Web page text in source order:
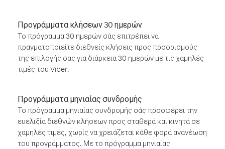
Προγράμματα κλήσεων 30 ημερών
Το πρόγραμμα 30 ημερών σάς επιτρέπει να
πραγματοποιείτε διεθνείς κλήσεις προς προορισμούς
της επιλογής σας για διάρκεια 30 ημερών με τις χαμηλές
τιμές του Viber.
Προγράμματα μηνιαίας συνδρομής
Το πρόγραμμα μηνιαίας συνδρομής σάς προσφέρει την
ευελιξία διεθνών κλήσεων προς σταθερά και κινητά σε
χαμηλές τιμές, χωρίς να χρειάζεται κάθε φορά ανανέωση
του προγράμματος. Με το πρόγραμμα μηνιαίας